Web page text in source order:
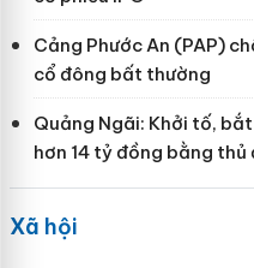
Cảng Phước An (PAP)
cổ đông bất thường
Quảng Ngãi: Khởi tố,
hơn 14 tỷ đồng bằng
Xã hội